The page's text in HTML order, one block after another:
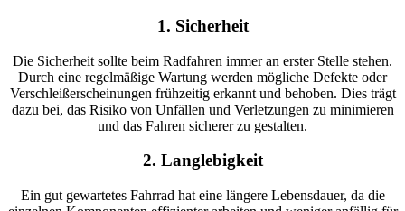
1. Sicherheit
Die Sicherheit sollte beim Radfahren immer an erster Stelle stehen.
Durch eine regelmäßige Wartung werden mögliche Defekte oder
Verschleißerscheinungen frühzeitig erkannt und behoben. Dies trägt
dazu bei, das Risiko von Unfällen und Verletzungen zu minimieren
und das Fahren sicherer zu gestalten.
2. Langlebigkeit
Ein gut gewartetes Fahrrad hat eine längere Lebensdauer, da die